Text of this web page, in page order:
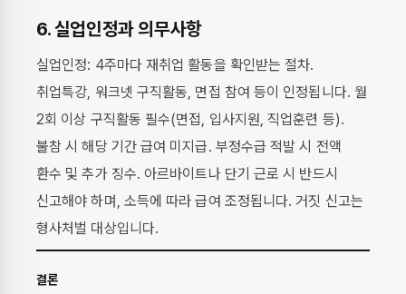
6. 실업인정과 의무사항
실업인정: 4주마다 재취업 활동을 확인받는 절차.
취업특강, 워크넷 구직활동, 면접 참여 등이 인정됩니다. 월
2회 이상 구직활동 필수(면접, 입사지원, 직업훈련 등).
불참 시 해당 기간 급여 미지급. 부정수급 적발 시 전액
환수 및 추가 징수. 아르바이트나 단기 근로 시 반드시
신고해야 하며, 소득에 따라 급여 조정됩니다. 거짓 신고는
형사처벌 대상입니다.
결론